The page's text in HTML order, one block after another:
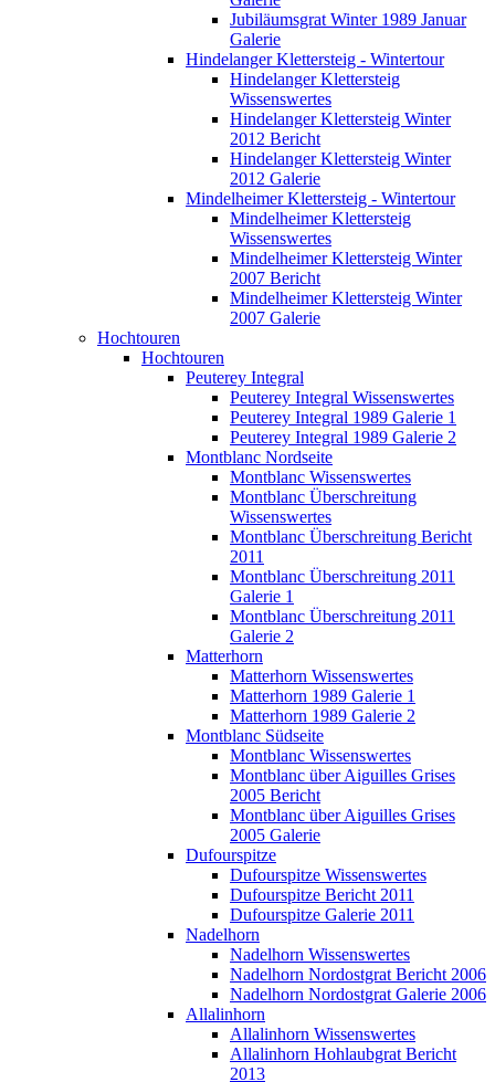
Jubiläumsgrat Winter 1989 Januar
Galerie
Hindelanger Klettersteig - Wintertour
Hindelanger Klettersteig
Wissenswertes
Hindelanger Klettersteig Winter
2012 Bericht
Hindelanger Klettersteig Winter
2012 Galerie
Mindelheimer Klettersteig - Wintertour
Mindelheimer Klettersteig
Wissenswertes
Mindelheimer Klettersteig Winter
2007 Bericht
Mindelheimer Klettersteig Winter
2007 Galerie
Hochtouren
Hochtouren
Peuterey Integral
Peuterey Integral Wissenswertes
Peuterey Integral 1989 Galerie 1
Peuterey Integral 1989 Galerie 2
Montblanc Nordseite
Montblanc Wissenswertes
Montblanc Überschreitung
Wissenswertes
Montblanc Überschreitung Bericht
2011
Montblanc Überschreitung 2011
Galerie 1
Montblanc Überschreitung 2011
Galerie 2
Matterhorn
Matterhorn Wissenswertes
Matterhorn 1989 Galerie 1
Matterhorn 1989 Galerie 2
Montblanc Südseite
Montblanc Wissenswertes
Montblanc über Aiguilles Grises
2005 Bericht
Montblanc über Aiguilles Grises
2005 Galerie
Dufourspitze
Dufourspitze Wissenswertes
Dufourspitze Bericht 2011
Dufourspitze Galerie 2011
Nadelhorn
Nadelhorn Wissenswertes
Nadelhorn Nordostgrat Bericht 2006
Nadelhorn Nordostgrat Galerie 2006
Allalinhorn
Allalinhorn Wissenswertes
Allalinhorn Hohlaubgrat Bericht
2013